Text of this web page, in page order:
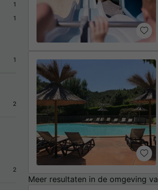
1
1
1
2
2
Meer resultaten in de omgeving